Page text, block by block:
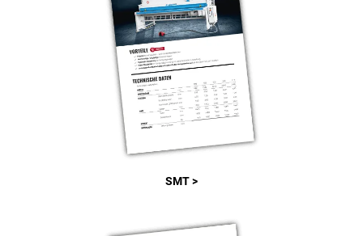
SMT >